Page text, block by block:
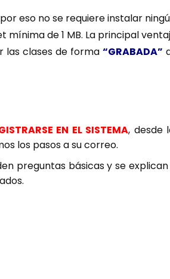
eso no se requiere instalar
de 1 MB. La principal
las clases de forma“GRABADA”
EN EL SISTEMA, desde
los pasos a su correo.
preguntas básicas y se